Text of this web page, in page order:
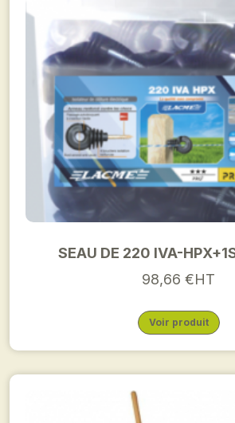
SEAU DE 220 IVA-
98,66 €HT
Voir produit